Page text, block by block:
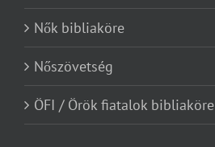
Nők bibliaköre
Nőszövetség
ÖFI / Örök fiatalok bibliaköre